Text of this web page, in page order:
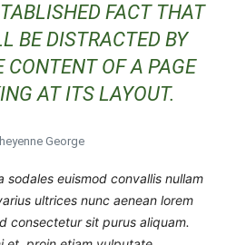
FACT THAT
BE DISTRACTED BY
CONTENT OF A PAGE
AT ITS LAYOUT.
George
sodales euismod convallis nullam
ultrices nunc aenean lorem
consectetur sit purus aliquam.